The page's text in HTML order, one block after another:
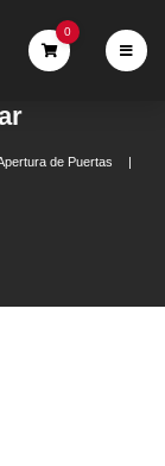
0
de Puertas